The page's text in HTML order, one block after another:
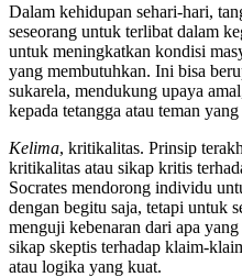
Dalam kehidupan sehari-hari,
seseorang untuk terlibat dalam
untuk meningkatkan kondisi
yang membutuhkan. Ini bisa
sukarela, mendukung upaya
kepada tetangga atau teman
Kelima, kritikalitas. Prinsip
kritikalitas atau sikap kritis
Socrates mendorong individu
dengan begitu saja, tetapi untuk
menguji kebenaran dari apa
sikap skeptis terhadap klaim-
atau logika yang kuat.